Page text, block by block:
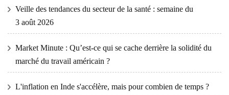
Veille des tendances du secteur de la santé : semaine du
3 août 2026
Market Minute : Qu’est-ce qui se cache derrière la solidité du
marché du travail américain ?
L'inflation en Inde s'accélère, mais pour combien de temps ?